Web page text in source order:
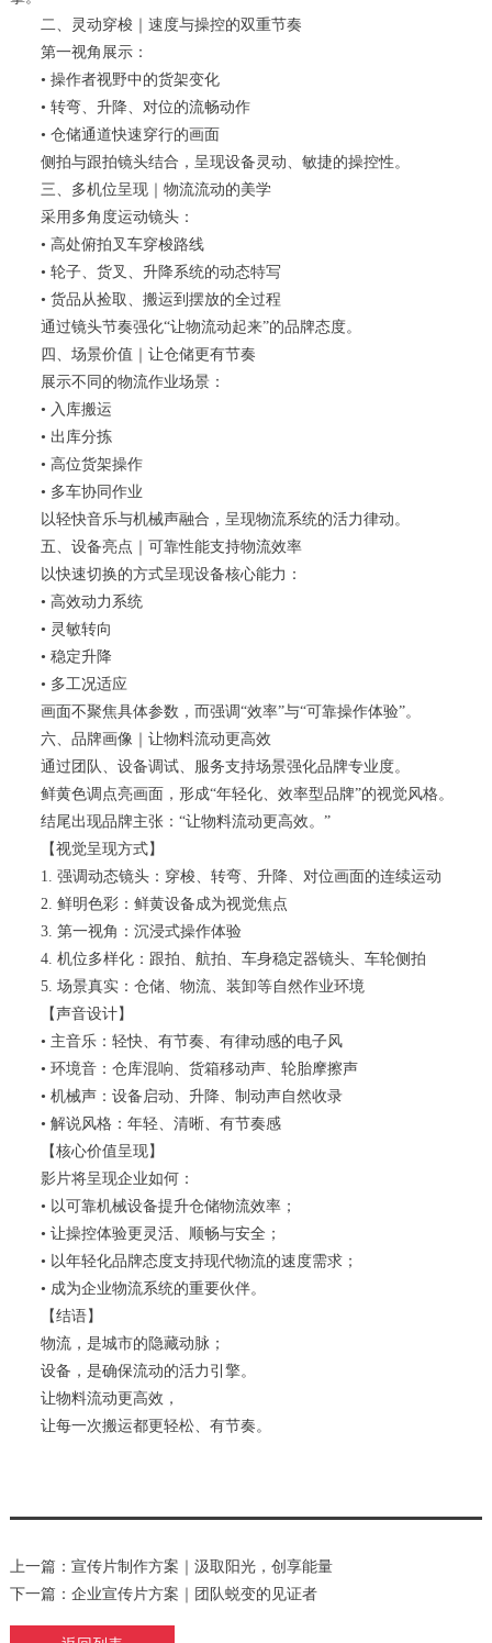
二、灵动穿梭｜速度与操控的双重节奏
第一视角展示：
• 操作者视野中的货架变化
• 转弯、升降、对位的流畅动作
• 仓储通道快速穿行的画面
侧拍与跟拍镜头结合，呈现设备灵动、敏捷的操控性。
三、多机位呈现｜物流流动的美学
采用多角度运动镜头：
• 高处俯拍叉车穿梭路线
• 轮子、货叉、升降系统的动态特写
• 货品从捡取、搬运到摆放的全过程
通过镜头节奏强化“让物流动起来”的品牌态度。
四、场景价值｜让仓储更有节奏
展示不同的物流作业场景：
• 入库搬运
• 出库分拣
• 高位货架操作
• 多车协同作业
以轻快音乐与机械声融合，呈现物流系统的活力律动。
五、设备亮点｜可靠性能支持物流效率
以快速切换的方式呈现设备核心能力：
• 高效动力系统
• 灵敏转向
• 稳定升降
• 多工况适应
画面不聚焦具体参数，而强调“效率”与“可靠操作体验”。
六、品牌画像｜让物料流动更高效
通过团队、设备调试、服务支持场景强化品牌专业度。
鲜黄色调点亮画面，形成“年轻化、效率型品牌”的视觉风格。
结尾出现品牌主张：“让物料流动更高效。”
【视觉呈现方式】
1. 强调动态镜头：穿梭、转弯、升降、对位画面的连续运动
2. 鲜明色彩：鲜黄设备成为视觉焦点
3. 第一视角：沉浸式操作体验
4. 机位多样化：跟拍、航拍、车身稳定器镜头、车轮侧拍
5. 场景真实：仓储、物流、装卸等自然作业环境
【声音设计】
• 主音乐：轻快、有节奏、有律动感的电子风
• 环境音：仓库混响、货箱移动声、轮胎摩擦声
• 机械声：设备启动、升降、制动声自然收录
• 解说风格：年轻、清晰、有节奏感
【核心价值呈现】
影片将呈现企业如何：
• 以可靠机械设备提升仓储物流效率；
• 让操控体验更灵活、顺畅与安全；
• 以年轻化品牌态度支持现代物流的速度需求；
• 成为企业物流系统的重要伙伴。
【结语】
物流，是城市的隐藏动脉；
设备，是确保流动的活力引擎。
让物料流动更高效，
让每一次搬运都更轻松、有节奏。
上一篇：宣传片制作方案｜汲取阳光，创享能量
下一篇：企业宣传片方案｜团队蜕变的见证者